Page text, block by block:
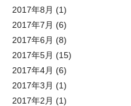
2017年8月 (1)
2017年7月 (6)
2017年6月 (8)
2017年5月 (15)
2017年4月 (6)
2017年3月 (1)
2017年2月 (1)